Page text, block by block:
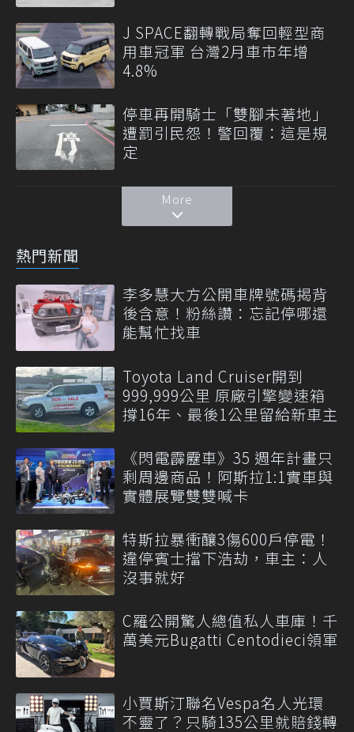
J SPACE翻轉戰局奪回輕型商
用車冠軍 台灣2月車市年增
4.8%
停車再開騎士「雙腳未著地」
遭罰引民怨！警回覆：這是規
定
More
熱門新聞
李多慧大方公開車牌號碼揭背
後含意！粉絲讚：忘記停哪還
能幫忙找車
Toyota Land Cruiser開到
999,999公里 原廠引擎變速箱
撐16年、最後1公里留給新車主
《閃電霹靂車》35 週年計畫只
剩周邊商品！阿斯拉1:1實車與
實體展覽雙雙喊卡
特斯拉暴衝釀3傷600戶停電！
違停賓士擋下浩劫，車主：人
沒事就好
C羅公開驚人總值私人車庫！千
萬美元Bugatti Centodieci領軍
小賈斯汀聯名Vespa名人光環
不靈了？只騎135公里就賠錢轉